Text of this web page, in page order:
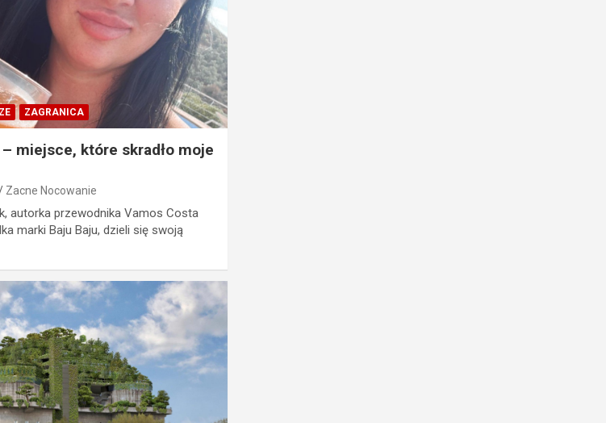
ZAGRANICA
miejsce, które skradło moje
Zacne Nocowanie
autorka przewodnika Vamos Costa
marki Baju Baju, dzieli się swoją